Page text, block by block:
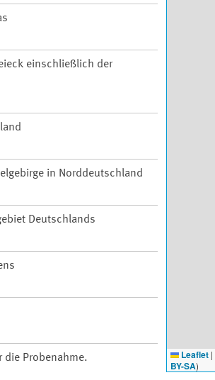
einschließlich der
in Norddeutschland
Deutschlands
die Probenahme. Leaflet |
BY-SA)